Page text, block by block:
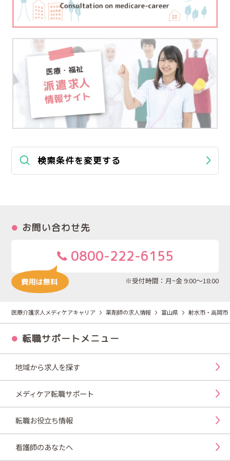
検索条件を変更する
お問い合わせ先
0800-222-6155
※受付時間：月~金 9:00～18:00
医療介護求人メディケアキャリア 薬剤師の求人情報 富山県 射水市・高岡市
転職サポートメニュー
地域から求人を探す
メディケア転職サポート
転職お役立ち情報
看護師のあなたへ